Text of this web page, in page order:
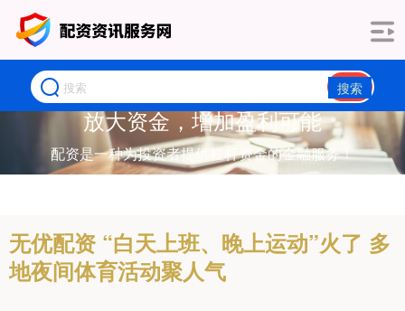
搜索
放大资金，增加盈利可能
配资是一种为投资者提供杠杆资金的金融服务！
无优配资 “白天上班、晚上运动”火了 多
地夜间体育活动聚人气